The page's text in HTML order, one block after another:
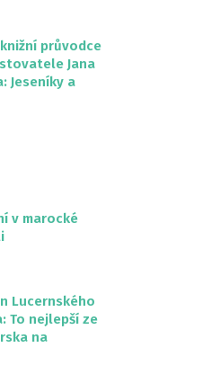
průvodce
Jana
Jeseníky a
v marocké
Lucernského
To nejlepší ze
na